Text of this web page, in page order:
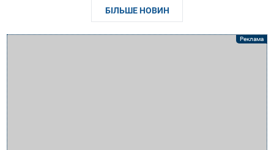
БІЛЬШЕ НОВИН